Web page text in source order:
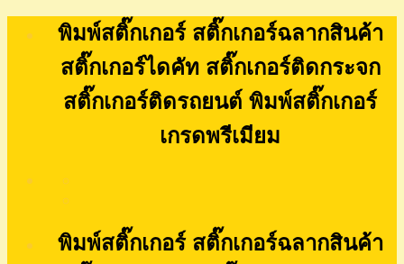
พิมพ์สติ๊กเกอร์ สติ๊กเกอร์ฉลากสินค้า
สติ๊กเกอร์ไดคัท สติ๊กเกอร์ติดกระจก
สติ๊กเกอร์ติดรถยนต์ พิมพ์สติ๊กเกอร์
เกรดพรีเมียม
พิมพ์สติ๊กเกอร์ สติ๊กเกอร์ฉลากสินค้า